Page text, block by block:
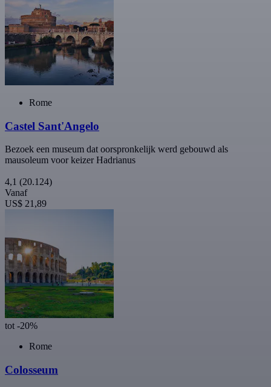
Rome
Castel Sant'Angelo
Bezoek een museum dat oorspronkelijk werd gebouwd als
mausoleum voor keizer Hadrianus
4,1 (20.124)
Vanaf
US$ 21,89
tot -20%
Rome
Colosseum